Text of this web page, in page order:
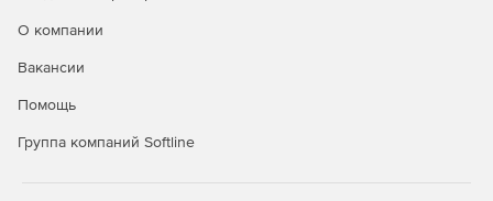
включая управление питанием, управление USB-
О компании
Вакансии
Помощь
Группа компаний Softline